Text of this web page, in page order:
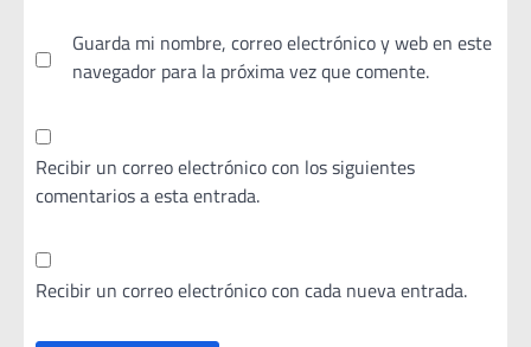
Guarda mi nombre, correo electrónico y web en este
navegador para la próxima vez que comente.
Recibir un correo electrónico con los siguientes
comentarios a esta entrada.
Recibir un correo electrónico con cada nueva entrada.